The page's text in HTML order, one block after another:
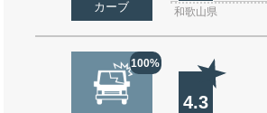
カーブ 和歌山県
100%
4.3